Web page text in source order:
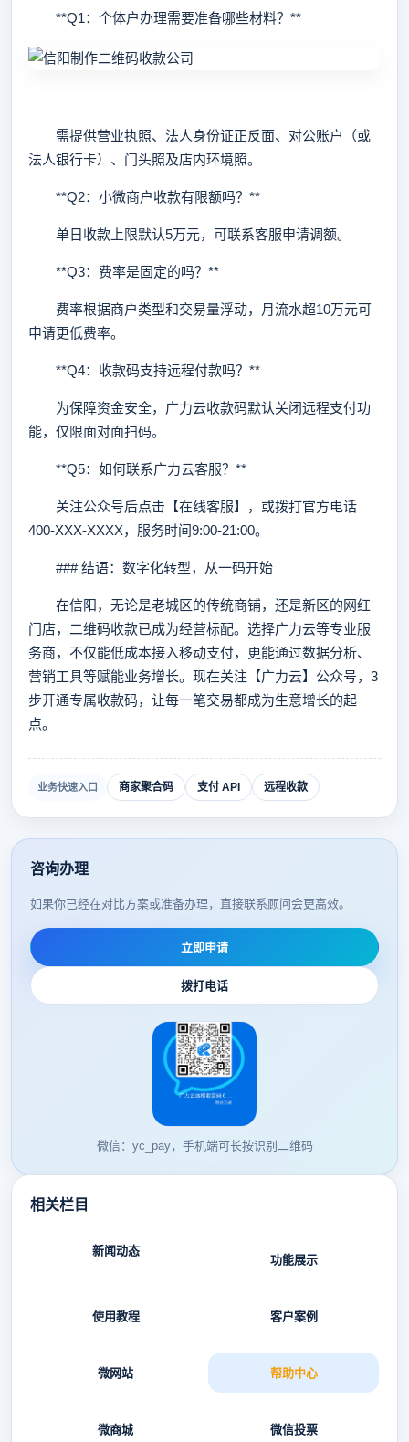
**Q1：个体户办理需要准备哪些材料？**
需提供营业执照、法人身份证正反面、对公账户（或
法人银行卡）、门头照及店内环境照。
**Q2：小微商户收款有限额吗？**
单日收款上限默认5万元，可联系客服申请调额。
**Q3：费率是固定的吗？**
费率根据商户类型和交易量浮动，月流水超10万元可
申请更低费率。
**Q4：收款码支持远程付款吗？**
为保障资金安全，广力云收款码默认关闭远程支付功
能，仅限面对面扫码。
**Q5：如何联系广力云客服？**
关注公众号后点击【在线客服】，或拨打官方电话
400-XXX-XXXX，服务时间9:00-21:00。
### 结语：数字化转型，从一码开始
在信阳，无论是老城区的传统商铺，还是新区的网红
门店，二维码收款已成为经营标配。选择广力云等专业服
务商，不仅能低成本接入移动支付，更能通过数据分析、
营销工具等赋能业务增长。现在关注【广力云】公众号，3
步开通专属收款码，让每一笔交易都成为生意增长的起
点。
业务快速入口 商家聚合码 支付 API 远程收款
咨询办理
如果你已经在对比方案或准备办理，直接联系顾问会更高效。
立即申请
拨打电话
微信：yc_pay，手机端可长按识别二维码
相关栏目
新闻动态
功能展示
使用教程 客户案例
微网站 帮助中心
微商城 微信投票